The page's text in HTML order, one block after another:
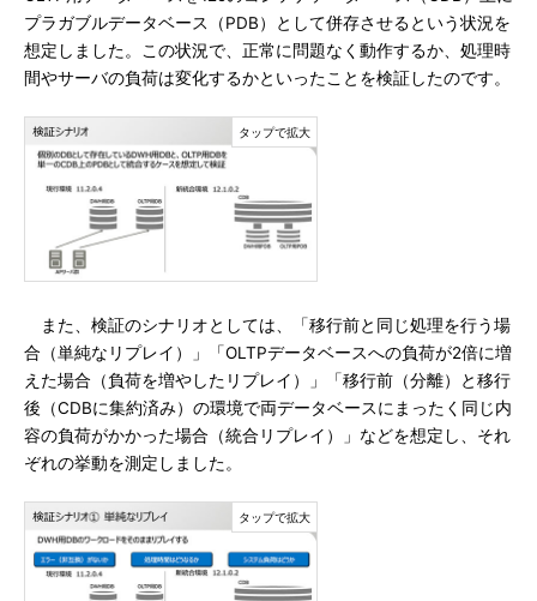
プラガブルデータベース（PDB）として併存させるという状況を
想定しました。この状況で、正常に問題なく動作するか、処理時
間やサーバの負荷は変化するかといったことを検証したのです。
また、検証のシナリオとしては、「移行前と同じ処理を行う場
合（単純なリプレイ）」「OLTPデータベースへの負荷が2倍に増
えた場合（負荷を増やしたリプレイ）」「移行前（分離）と移行
後（CDBに集約済み）の環境で両データベースにまったく同じ内
容の負荷がかかった場合（統合リプレイ）」などを想定し、それ
ぞれの挙動を測定しました。